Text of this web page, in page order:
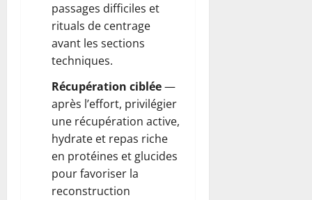
passages difficiles et
rituals de centrage
avant les sections
techniques.
Récupération ciblée—
après l’effort, privilégier
une récupération active,
hydrate et repas riche
en protéines et glucides
pour favoriser la
reconstruction